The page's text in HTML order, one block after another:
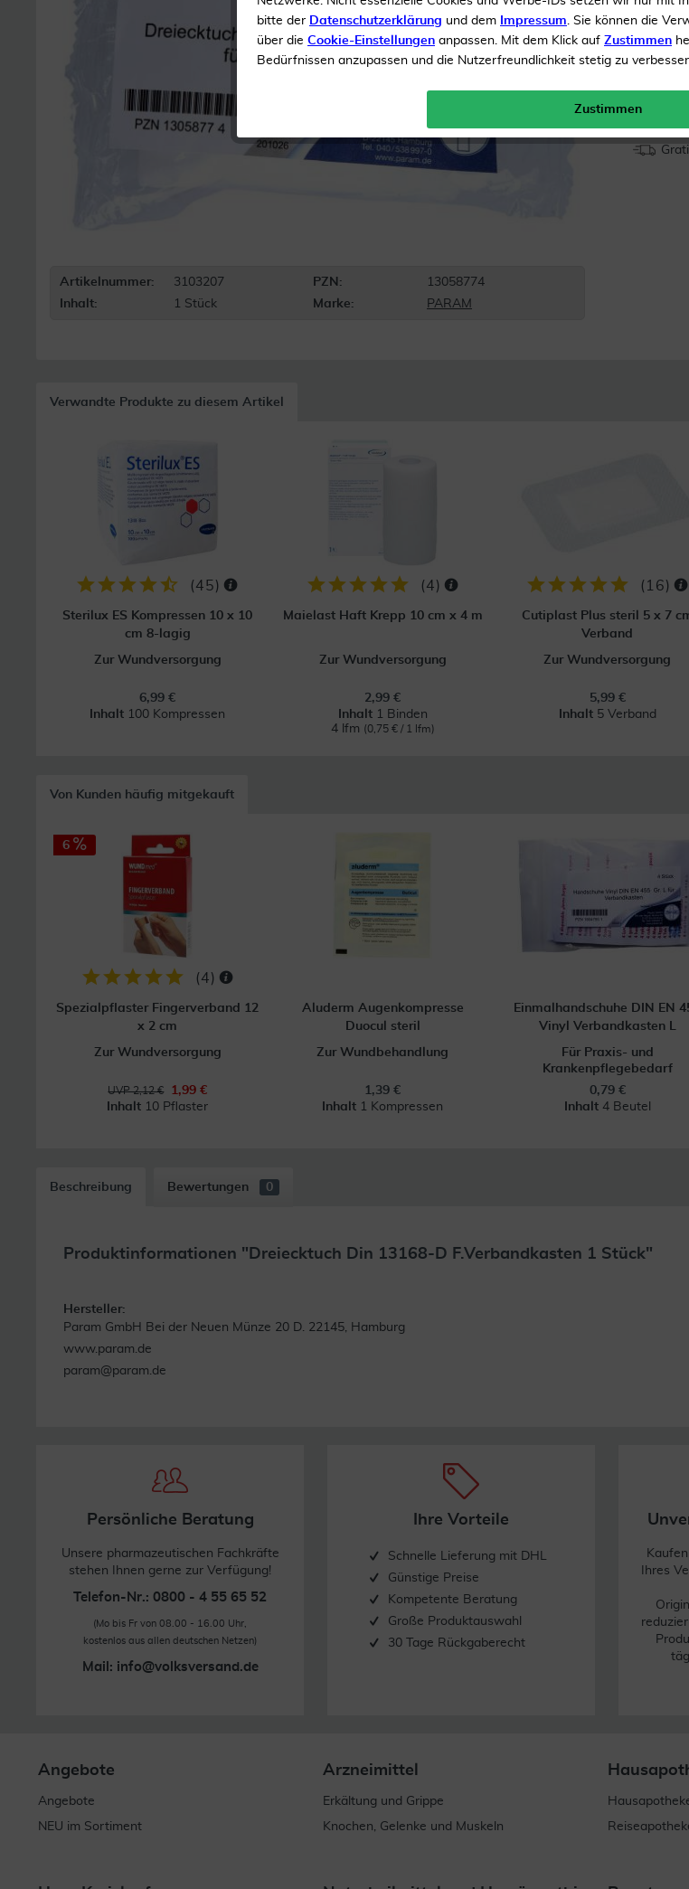
Zur
Artikelnummer: 3103207 PZN:
13058774
Inhalt:
1 Stück Marke: PARAM
Verwandte Produkte zu diesem Artikel
(45)
Sterilux ES Kompressen 10 x 10
cm 8-lagig
Zur Wundversorgung
6,99 €
Inhalt 100 Kompressen
(4)
Maielast Haft Krepp 10 cm x 4 m
Zur Wundversorgung
2,99 €
Inhalt 1 Binden
4 lfm (0,75 € / 1 lfm)
( 16)
Cutiplast Plus steril 5 x 7
Verband
Zur Wundversorgung
5,99 €
Inhalt 5 Verband
Von Kunden häufig mitgekauft
6
(4)
Spezialpflaster Fingerverband 12
x 2 cm
Zur Wundversorgung
UVP 2,12 €
1,99 €
Inhalt 10 Pflaster
Aluderm Augenkompresse
Duocul steril
Zur Wundbehandlung
1,39 €
Inhalt 1 Kompressen
Einmalhandschuhe DIN EN
Vinyl Verbandkasten L
Für Praxis- und
Krankenpflegebedarf
0,79 €
Inhalt 4 Beutel
Beschreibung Bewertungen 0
Produktinformationen "Dreiecktuch Din 13168-D F.Verbandkasten 1 Stück"
Weiterlesen
Hersteller:
Param GmbH Bei der Neuen Münze 20 D. 22145, Hamburg
www.param.de
param@param.de
Persönliche Beratung
Unsere pharmazeutischen Fachkräfte
stehen Ihnen gerne zur Verfügung!
Telefon-Nr.: 0800 - 4 55 65 52
(Mo bis Fr von 08.00 - 16.00 Uhr,
kostenlos aus allen deutschen Netzen)
Mail: info@volksversand.de
Ihre Vorteile
Schnelle Lieferung mit DHL
Günstige Preise
Kompetente Beratung
Große Produktauswahl
30 Tage Rückgaberecht
Ihres
Angebote
Angebote
NEU im Sortiment
Arzneimittel
Erkältung und Grippe
Knochen, Gelenke und Muskeln
bitte der Datenschutzerklärung und dem Impressum. Sie können die
über die Cookie-Einstellungen anpassen. Mit dem Klick auf Zustimmen
Bedürfnissen anzupassen und die Nutzerfreundlichkeit stetig zu
Zustimmen